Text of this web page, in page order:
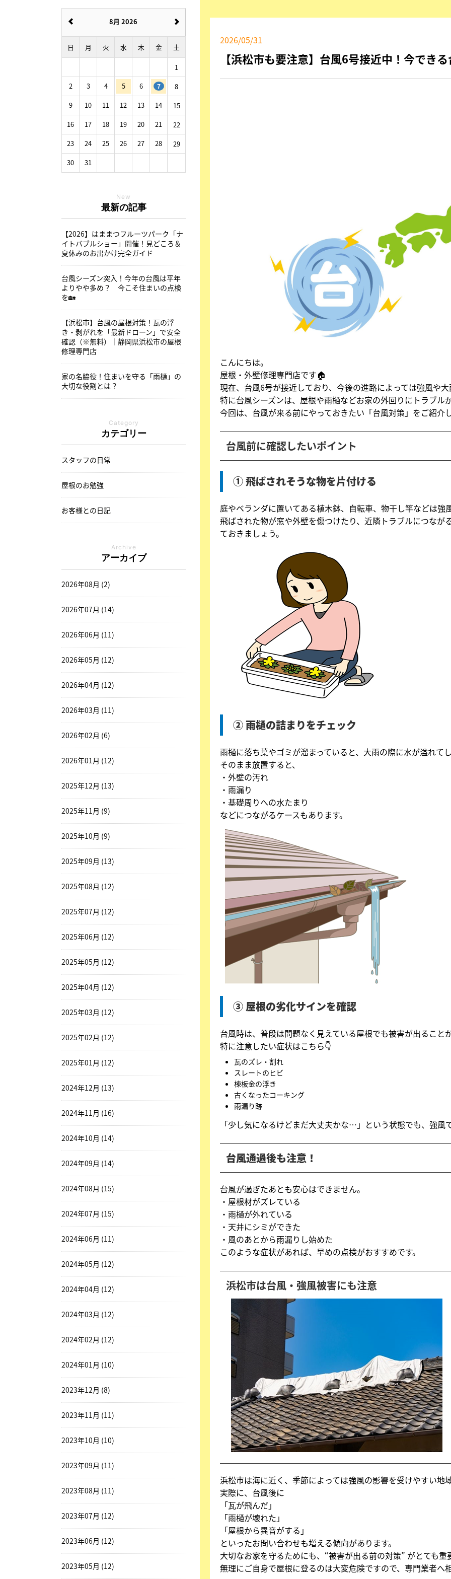
2026/05/31
【浜松市も要注意】台風6号接近中！今でき
こんにちは。
屋根・外壁修理専門店です🏠
現在、台風6号が接近しており、今後の進路によっては強風や
特に台風シーズンは、屋根や雨樋などお家の外回りにトラブル
今回は、台風が来る前にやっておきたい「台風対策」をご紹介し
台風前に確認したいポイント
① 飛ばされそうな物を片付ける
庭やベランダに置いてある植木鉢、自転車、物干し竿などは強
飛ばされた物が窓や外壁を傷つけたり、近隣トラブルにつなが
ておきましょう。
② 雨樋の詰まりをチェック
雨樋に落ち葉やゴミが溜まっていると、大雨の際に水が溢れてし
そのまま放置すると、
・外壁の汚れ
・雨漏り
・基礎周りへの水たまり
などにつながるケースもあります。
③ 屋根の劣化サインを確認
台風時は、普段は問題なく見えている屋根でも被害が出ることが
特に注意したい症状はこちら👇
瓦のズレ・割れ
スレートのヒビ
棟板金の浮き
古くなったコーキング
雨漏り跡
「少し気になるけどまだ大丈夫かな…」という状態でも、強風
台風通過後も注意！
台風が過ぎたあとも安心はできません。
・屋根材がズレている
・雨樋が外れている
・天井にシミができた
・風のあとから雨漏りし始めた
このような症状があれば、早めの点検がおすすめです。
浜松市は台風・強風被害にも注意
浜松市は海に近く、季節によっては強風の影響を受けやすい地域
実際に、台風後に
「瓦が飛んだ」
「雨樋が壊れた」
「屋根から異音がする」
といったお問い合わせも増える傾向があります。
大切なお家を守るためにも、“被害が出る前の対策” がとても重
無理にご自身で屋根に登るのは大変危険ですので、専門業者へ
8月 2026
日 月 火 水 木 金 土
1
2
3 4 5 6 7
8
9
10 11 12 13 14
15
16
17 18 19 20 21
22
23
24 25 26 27 28
29
30
31
New
最新の記事
【2026】はままつフルーツパーク「ナ
イトバブルショー」開催！見どころ＆
夏休みのお出かけ完全ガイド
台風シーズン突入！今年の台風は平年
よりやや多め？ 今こそ住まいの点検
を🏡
【浜松市】台風の屋根対策！瓦の浮
き・剥がれを「最新ドローン」で安全
確認（※無料）｜静岡県浜松市の屋根
修理専門店
家の名脇役！住まいを守る「雨樋」の
大切な役割とは？
Category
カテゴリー
スタッフの日常
屋根のお勉強
お客様との日記
Archive
アーカイブ
2026年08月 (2)
2026年07月 (14)
2026年06月 (11)
2026年05月 (12)
2026年04月 (12)
2026年03月 (11)
2026年02月 (6)
2026年01月 (12)
2025年12月 (13)
2025年11月 (9)
2025年10月 (9)
2025年09月 (13)
2025年08月 (12)
2025年07月 (12)
2025年06月 (12)
2025年05月 (12)
2025年04月 (12)
2025年03月 (12)
2025年02月 (12)
2025年01月 (12)
2024年12月 (13)
2024年11月 (16)
2024年10月 (14)
2024年09月 (14)
2024年08月 (15)
2024年07月 (15)
2024年06月 (11)
2024年05月 (12)
2024年04月 (12)
2024年03月 (12)
2024年02月 (12)
2024年01月 (10)
2023年12月 (8)
2023年11月 (11)
2023年10月 (10)
2023年09月 (11)
2023年08月 (11)
2023年07月 (12)
2023年06月 (12)
2023年05月 (12)